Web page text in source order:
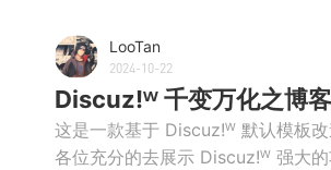
LooTan
2024-10-22
Discuz!ᵂ 千变万化之博
这是一款基于 Discuz!ᵂ 默认模板
各位充分的去展示 Discuz!ᵂ 强大